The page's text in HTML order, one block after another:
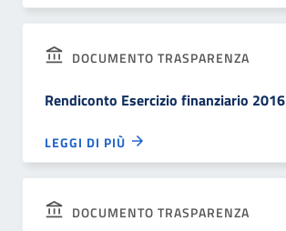
DOCUMENTO TRASPARENZA
Rendiconto Esercizio finanziario 2016
LEGGI DI PIÙ
DOCUMENTO TRASPARENZA